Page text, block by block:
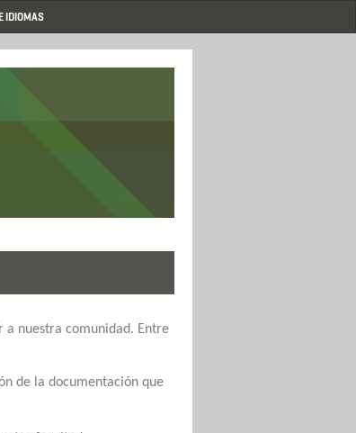
IDIOMAS
a nuestra comunidad. Entre
de la documentación que